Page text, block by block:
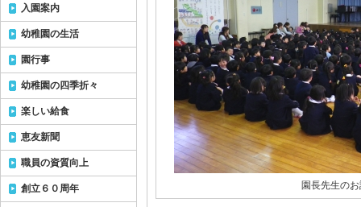
園長先生の
入園案内
幼稚園の生活
園行事
幼稚園の四季折々
楽しい給食
恵友新聞
職員の資質向上
創立６０周年